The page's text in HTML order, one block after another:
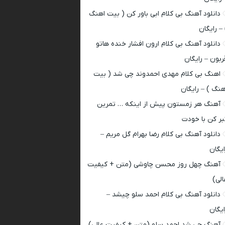
دانلود آهنگ بی کلام ابی باور کن ( بیت اهنگ
– رایگان
دانلود آهنگ بی کلام ارون افشار خنده هاتو
– رایگان
اهنگ بی کلام مهدی احمدوند چی شد ( بیت
) – رایگان
آهنگ هر زمستون پیش از اینکه … تمرین
کن با خودت
دانلود آهنگ بی کلام رضا بهرام گل مریم –
آهنگ چهل روز محسن چاوشی (متن + کیفیت
دانلود آهنگ بی کلام احمد سلو چیشد –